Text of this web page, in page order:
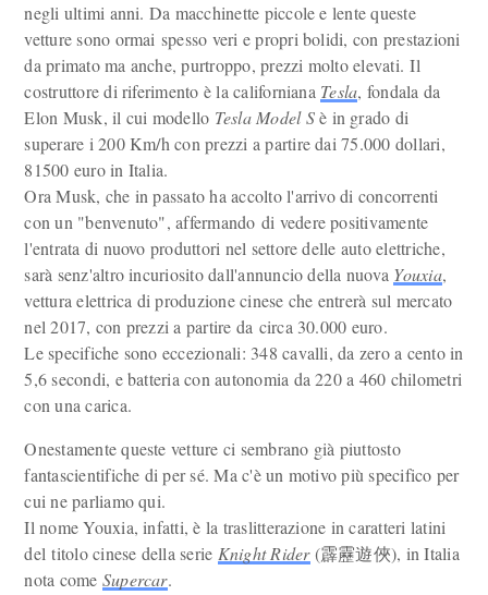
negli ultimi anni. Da macchinette piccole e lente queste
vetture sono ormai spesso veri e propri bolidi, con prestazioni
da primato ma anche, purtroppo, prezzi molto elevati. Il
costruttore di riferimento è la californiana Tesla, fondala da
Elon Musk, il cui modello Tesla Model Sè in grado di
superare i 200 Km/h con prezzi a partire dai 75.000 dollari,
81500 euro in Italia.
Ora Musk, che in passato ha accolto l'arrivo di concorrenti
con un "benvenuto", affermando di vedere positivamente
l'entrata di nuovo produttori nel settore delle auto elettriche,
sarà senz'altro incuriosito dall'annuncio della nuova Youxia,
vettura elettrica di produzione cinese che entrerà sul mercato
nel 2017, con prezzi a partire da circa 30.000 euro.
Le specifiche sono eccezionali: 348 cavalli, da zero a cento in
5,6 secondi, e batteria con autonomia da 220 a 460 chilometri
con una carica.
Onestamente queste vetture ci sembrano già piuttosto
fantascientifiche di per sé. Ma c'è un motivo più specifico per
cui ne parliamo qui.
Il nome Youxia, infatti, è la traslitterazione in caratteri latini
del titolo cinese della serie Knight Rider(霹靂遊俠), in Italia
nota come Supercar.